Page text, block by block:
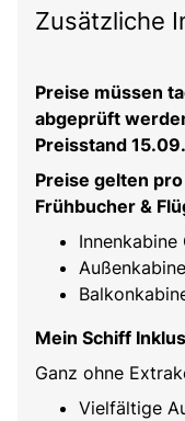
Zusätzliche
Preise müssen
abgeprüft
Preisstand
Preise gelten
Frühbucher &
Mein Schiff
Ganz ohne
Vielfältige